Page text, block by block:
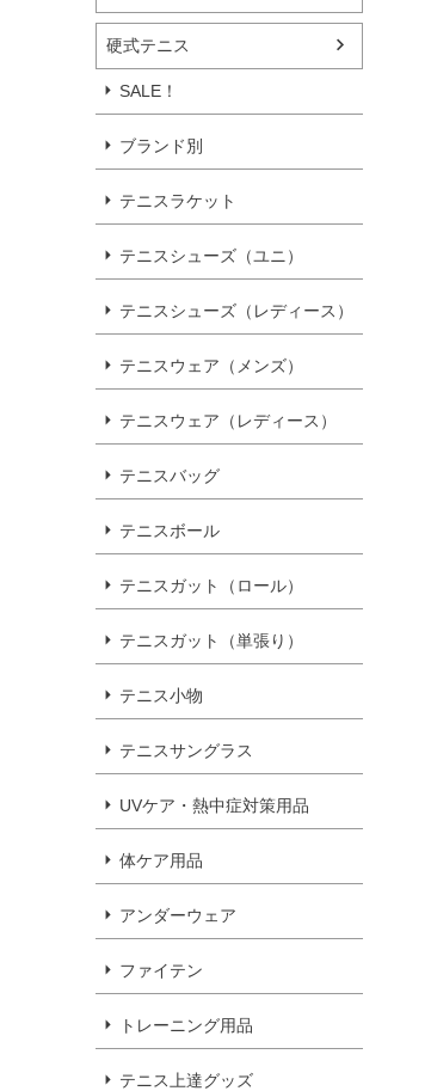
硬式テニス
SALE！
ブランド別
テニスラケット
テニスシューズ（ユニ）
テニスシューズ（レディース）
テニスウェア（メンズ）
テニスウェア（レディース）
テニスバッグ
テニスボール
テニスガット（ロール）
テニスガット（単張り）
テニス小物
テニスサングラス
UVケア・熱中症対策用品
体ケア用品
アンダーウェア
ファイテン
トレーニング用品
テニス上達グッズ